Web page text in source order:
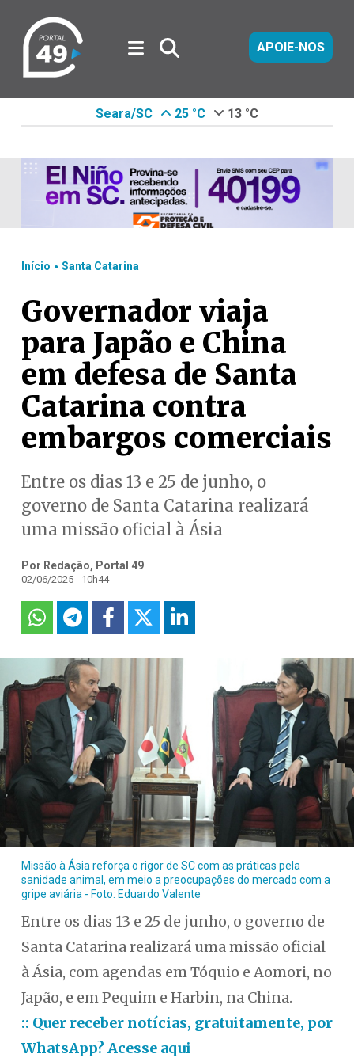
APOIE-NOS
Seara/SC 25 °C 13 °C
Início . Santa Catarina
Governador viaja
para Japão e China
em defesa de Santa
Catarina contra
embargos comerciais
Entre os dias 13 e 25 de junho, o
governo de Santa Catarina realizará
uma missão oficial à Ásia
Por Redação, Portal 49
02/06/2025 - 10h44
Missão à Ásia reforça o rigor de SC com as práticas pela
sanidade animal, em meio a preocupações do mercado com a
gripe aviária - Foto: Eduardo Valente
Entre os dias 13 e 25 de junho, o governo de
Santa Catarina realizará uma missão oficial
à Ásia, com agendas em Tóquio e Aomori, no
Japão, e em Pequim e Harbin, na China.
:: Quer receber notícias, gratuitamente, por
WhatsApp? Acesse aqui